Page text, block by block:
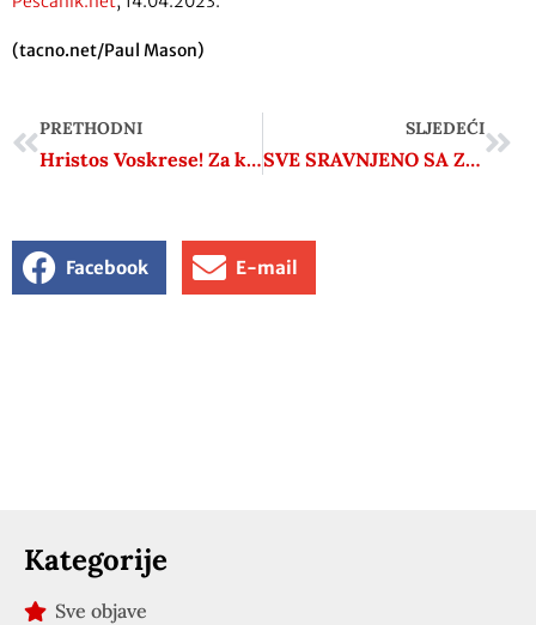
(tacno.net/Paul Mason)
PRETHODNI
Hristos Voskrese! Za koga?
SLJEDEĆI
SVE SRAVNJENO SA ZEMLJOM / Umjesto deportacije u logore smrti, uslijedila je jedna od najtragičnijih, ali i najhrabrijih epizoda njihove povijesti
Facebook E-mail
Kategorije
Sve objave